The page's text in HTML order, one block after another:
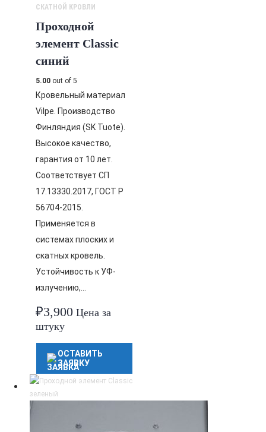
СКАТНОЙ КРОВЛИ
Проходной
элемент Classic
синий
5.00 out of 5
Кровельный материал
Vilpe. Производство
Финляндия (SK Tuote).
Высокое качество,
гарантия от 10 лет.
Соответствует СП
17.13330.2017, ГОСТ Р
56704-2015.
Применяется в
системах плоских и
скатных кровель.
Устойчивость к УФ-
излучению,…
₽3,900 Цена за
штуку
ОСТАВИТЬ
ЗАЯВКУ